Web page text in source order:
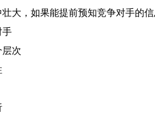
，如果能提前预知竞争对手的信
次